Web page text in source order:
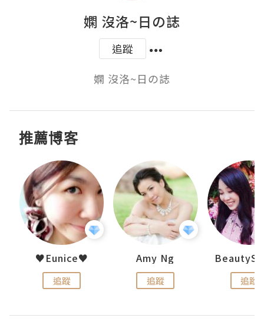
嫻 沒洛~日の誌
追蹤
嫻 沒洛~日の誌
推薦博客
♥Eunice♥
追蹤
Amy Ng
追蹤 追蹤